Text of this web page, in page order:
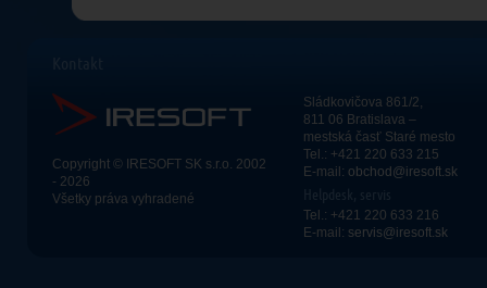
Copyright © IRESOFT SK s.r.o. 2002
- 2026
Všetky práva vyhradené
Sládkovičova 861/2,
811 06 Bratislava –
mestská časť Staré mesto
Tel.: +421 220 633 215
E-mail: obchod@iresoft.sk
Tel.: +421 220 633 216
E-mail: servis@iresoft.sk